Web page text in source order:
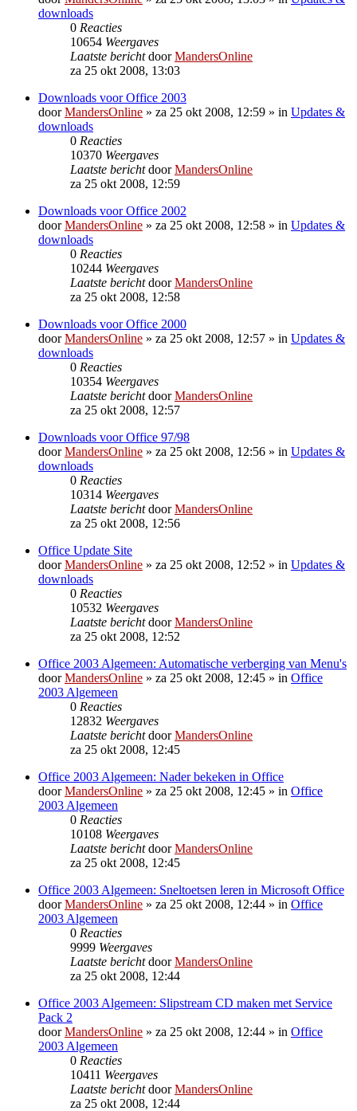
downloads
0 Reacties
10654 Weergaves
Laatste berichtdoorMandersOnline
za 25 okt 2008, 13:03
Downloads voor Office 2003
doorMandersOnline » za 25 okt 2008, 12:59 » in Updates &
downloads
0 Reacties
10370 Weergaves
Laatste berichtdoorMandersOnline
za 25 okt 2008, 12:59
Downloads voor Office 2002
doorMandersOnline » za 25 okt 2008, 12:58 » in Updates &
downloads
0 Reacties
10244 Weergaves
Laatste berichtdoorMandersOnline
za 25 okt 2008, 12:58
Downloads voor Office 2000
doorMandersOnline » za 25 okt 2008, 12:57 » in Updates &
downloads
0 Reacties
10354 Weergaves
Laatste berichtdoorMandersOnline
za 25 okt 2008, 12:57
Downloads voor Office 97/98
doorMandersOnline » za 25 okt 2008, 12:56 » in Updates &
downloads
0 Reacties
10314 Weergaves
Laatste berichtdoorMandersOnline
za 25 okt 2008, 12:56
Office Update Site
doorMandersOnline » za 25 okt 2008, 12:52 » in Updates &
downloads
0 Reacties
10532 Weergaves
Laatste berichtdoorMandersOnline
za 25 okt 2008, 12:52
Office 2003 Algemeen: Automatische verberging van Menu's
doorMandersOnline » za 25 okt 2008, 12:45 » in Office
2003 Algemeen
0 Reacties
12832 Weergaves
Laatste berichtdoorMandersOnline
za 25 okt 2008, 12:45
Office 2003 Algemeen: Nader bekeken in Office
doorMandersOnline » za 25 okt 2008, 12:45 » in Office
2003 Algemeen
0 Reacties
10108 Weergaves
Laatste berichtdoorMandersOnline
za 25 okt 2008, 12:45
Office 2003 Algemeen: Sneltoetsen leren in Microsoft Office
doorMandersOnline » za 25 okt 2008, 12:44 » in Office
2003 Algemeen
0 Reacties
9999 Weergaves
Laatste berichtdoorMandersOnline
za 25 okt 2008, 12:44
Office 2003 Algemeen: Slipstream CD maken met Service
Pack 2
doorMandersOnline » za 25 okt 2008, 12:44 » in Office
2003 Algemeen
0 Reacties
10411 Weergaves
Laatste berichtdoorMandersOnline
za 25 okt 2008, 12:44